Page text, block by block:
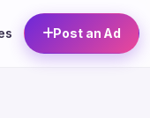
Post an Ad